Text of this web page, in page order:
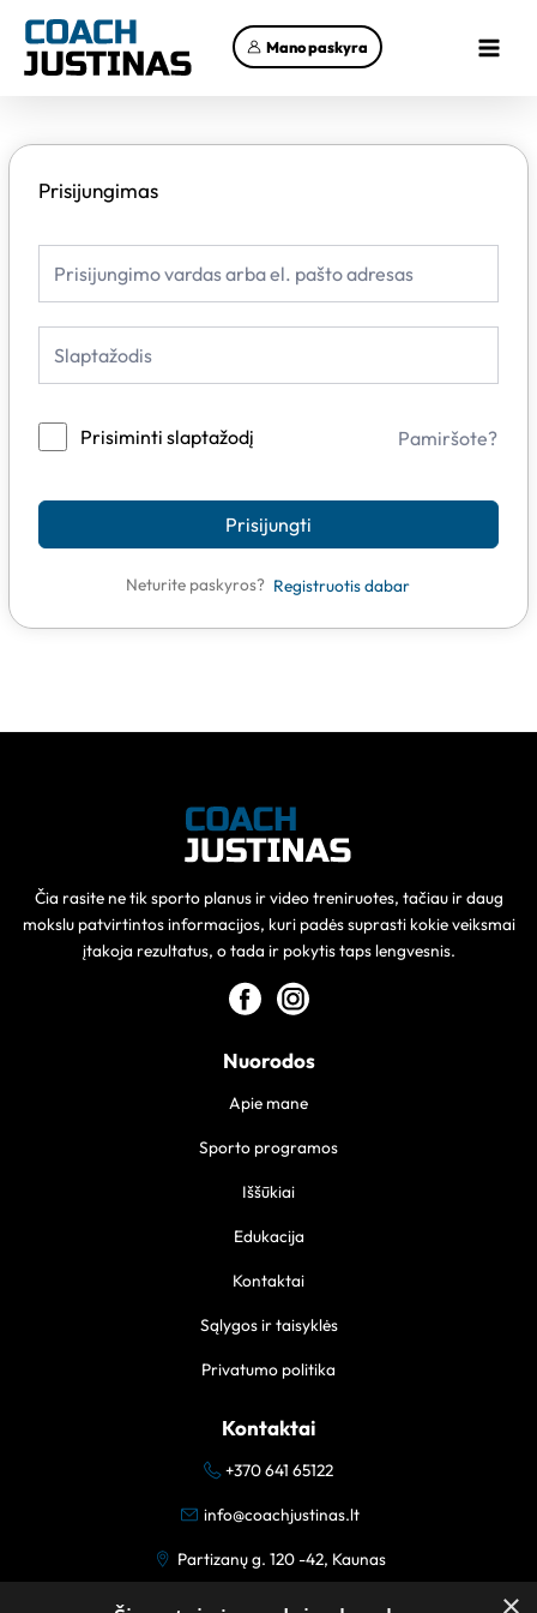
prie
turinio
Mano paskyra
Menu
Prisijungimas
Prisiminti slaptažodį Pamiršote?
Prisijungti
Neturite paskyros? Registruotis dabar
Čia rasite ne tik sporto planus ir video treniruotes, tačiau ir daug
mokslu patvirtintos informacijos, kuri padės suprasti kokie veiksmai
įtakoja rezultatus, o tada ir pokytis taps lengvesnis.
Nuorodos
Apie mane
Sporto programos
Iššūkiai
Edukacija
Kontaktai
Sąlygos ir taisyklės
Privatumo politika
Kontaktai
+370 641 65122
info@coachjustinas.lt
Partizanų g. 120 -42, Kaunas